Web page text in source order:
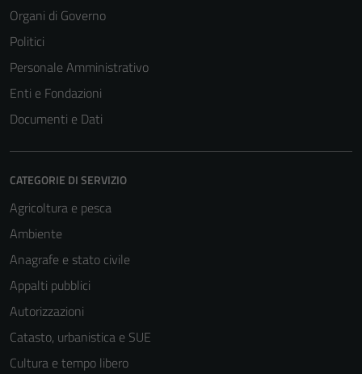
Organi di Governo
Politici
Personale Amministrativo
Enti e Fondazioni
Documenti e Dati
CATEGORIE DI SERVIZIO
Agricoltura e pesca
Ambiente
Anagrafe e stato civile
Appalti pubblici
Autorizzazioni
Catasto, urbanistica e SUE
Cultura e tempo libero